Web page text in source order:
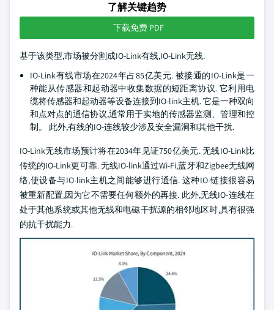
了解关键趋势
下载免费 PDF
基于该类型,市场被分割成IO-Link有线,IO-Link无线.
IO-Link有线市场在2024年占85亿美元. 被接通的IO-Link是一
种能从传感器和起动器中收集数据的短距离协议. 它利用电
缆将传感器和起动器等设备连接到IO-link主机. 它是一种双向
和点对点的通信协议,通常用于实地的传感器监测、管理和控
制。 此外,有线的IO-连线较少涉及安全漏洞和其他干扰.
IO-Link无线市场预计将在2034年见证750亿美元. 无线IO-Link比
传统的IO-Link更可靠. 无线IO-link通过Wi-Fi,蓝牙和Zigbee无线网
络,使设备与IO-link主机之间能够进行通信. 这种IO-链接很容易
被重新配置,因为它不需要任何额外的再接. 此外,无线IO-连线在
处于其他系统或其他无线和电磁干扰源的相邻地区时,具有很强
的抗干扰能力.